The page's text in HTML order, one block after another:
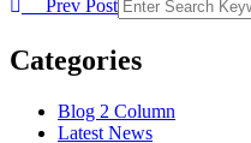
Prev Post
Categories
Blog 2 Column
Latest News